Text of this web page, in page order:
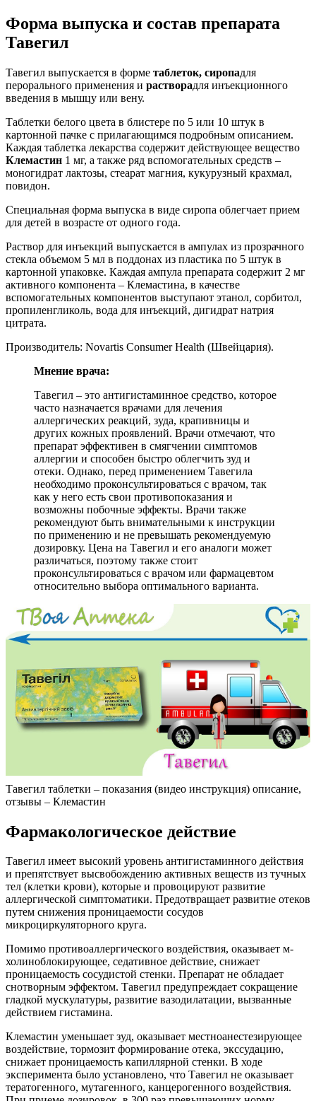
Форма выпуска и состав препарата
Тавегил
Тавегил выпускается в форме таблеток, сиропадля
перорального применения и растворадля инъекционного
введения в мышцу или вену.
Таблетки белого цвета в блистере по 5 или 10 штук в
картонной пачке с прилагающимся подробным описанием.
Каждая таблетка лекарства содержит действующее вещество
Клемастин 1 мг, а также ряд вспомогательных средств –
моногидрат лактозы, стеарат магния, кукурузный крахмал,
повидон.
Специальная форма выпуска в виде сиропа облегчает прием
для детей в возрасте от одного года.
Раствор для инъекций выпускается в ампулах из прозрачного
стекла объемом 5 мл в поддонах из пластика по 5 штук в
картонной упаковке. Каждая ампула препарата содержит 2 мг
активного компонента – Клемастина, в качестве
вспомогательных компонентов выступают этанол, сорбитол,
пропиленгликоль, вода для инъекций, дигидрат натрия
цитрата.
Производитель: Novartis Consumer Health (Швейцария).
Мнение врача:
Тавегил – это антигистаминное средство, которое
часто назначается врачами для лечения
аллергических реакций, зуда, крапивницы и
других кожных проявлений. Врачи отмечают, что
препарат эффективен в смягчении симптомов
аллергии и способен быстро облегчить зуд и
отеки. Однако, перед применением Тавегила
необходимо проконсультироваться с врачом, так
как у него есть свои противопоказания и
возможны побочные эффекты. Врачи также
рекомендуют быть внимательными к инструкции
по применению и не превышать рекомендуемую
дозировку. Цена на Тавегил и его аналоги может
различаться, поэтому также стоит
проконсультироваться с врачом или фармацевтом
относительно выбора оптимального варианта.
Тавегил таблетки – показания (видео инструкция) описание,
отзывы – Клемастин
Фармакологическое действие
Тавегил имеет высокий уровень антигистаминного действия
и препятствует высвобождению активных веществ из тучных
тел (клетки крови), которые и провоцируют развитие
аллергической симптоматики. Предотвращает развитие отеков
путем снижения проницаемости сосудов
микроциркуляторного круга.
Помимо противоаллергического воздействия, оказывает м-
холиноблокирующее, седативное действие, снижает
проницаемость сосудистой стенки. Препарат не обладает
снотворным эффектом. Тавегил предупреждает сокращение
гладкой мускулатуры, развитие вазодилатации, вызванные
действием гистамина.
Клемастин уменьшает зуд, оказывает местноанестезирующее
воздействие, тормозит формирование отека, экссудацию,
снижает проницаемость капиллярной стенки. В ходе
эксперимента было установлено, что Тавегил не оказывает
тератогенного, мутагенного, канцерогенного воздействия.